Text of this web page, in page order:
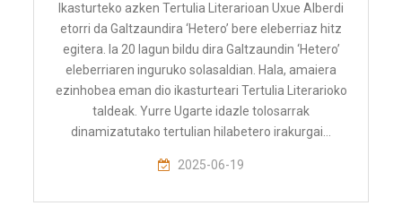
Ikasturteko azken Tertulia Literarioan Uxue Alberdi
etorri da Galtzaundira ‘Hetero’ bere eleberriaz hitz
egitera. Ia 20 lagun bildu dira Galtzaundin ‘Hetero’
eleberriaren inguruko solasaldian. Hala, amaiera
ezinhobea eman dio ikasturteari Tertulia Literarioko
taldeak. Yurre Ugarte idazle tolosarrak
dinamizatutako tertulian hilabetero irakurgai…
2025-06-19